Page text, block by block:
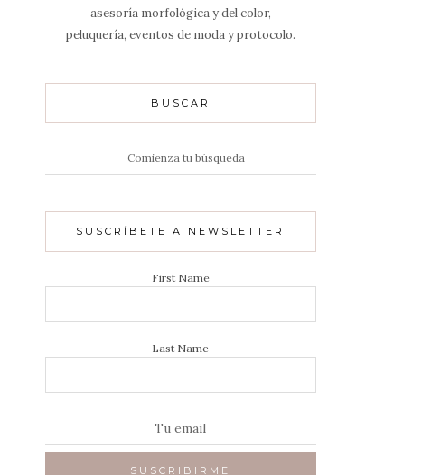
asesoría morfológica y del color,
peluquería, eventos de moda y protocolo.
BUSCAR
SUSCRÍBETE A NEWSLETTER
First Name
Last Name